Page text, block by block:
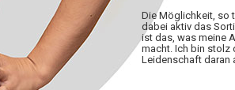
Die Möglichkeit, so
dabei aktiv das
ist das, was meine
macht. Ich bin stolz
Leidenschaft daran